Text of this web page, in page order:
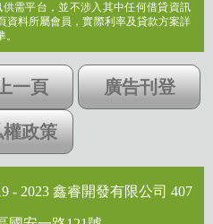
需平台，並不涉入其中任何借貸資訊
資料所屬會員，實際利率及貸款方案詳
一頁 廣告刊登
政策
- 2023 鑫睿開發有限公司 407